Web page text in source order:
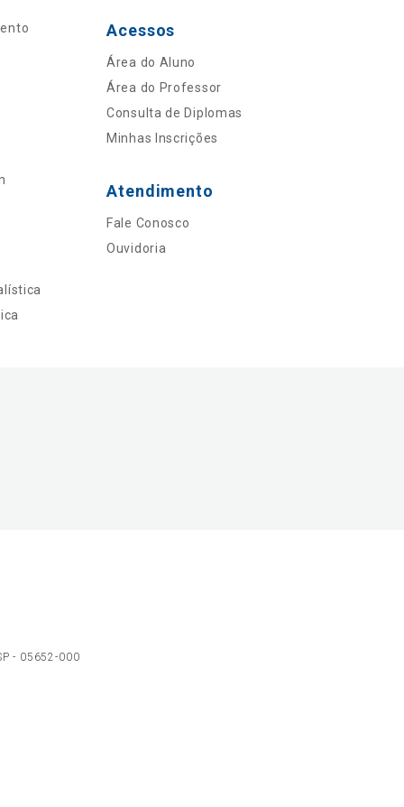
Acessos
Área do Aluno
Área do Professor
Consulta de Diplomas
Minhas Inscrições
Atendimento
Fale Conosco
Ouvidoria
- 05652-000